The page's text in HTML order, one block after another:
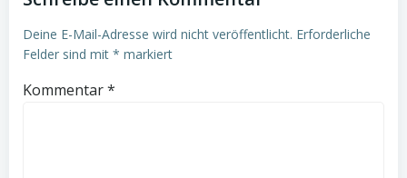
Deine E-Mail-Adresse wird nicht veröffentlicht. Erforderliche
Felder sind mit * markiert
Kommentar*